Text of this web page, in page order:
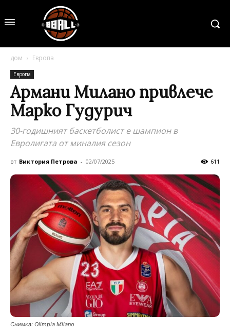
дом Европа
Европа
Армани Милано привлече
Марко Гудурич
30-годишният баскетболист е шампион в
Евролигата от миналия сезон
от Виктория Петрова - 02/07/2025 611
Снимка: Olimpia Milano